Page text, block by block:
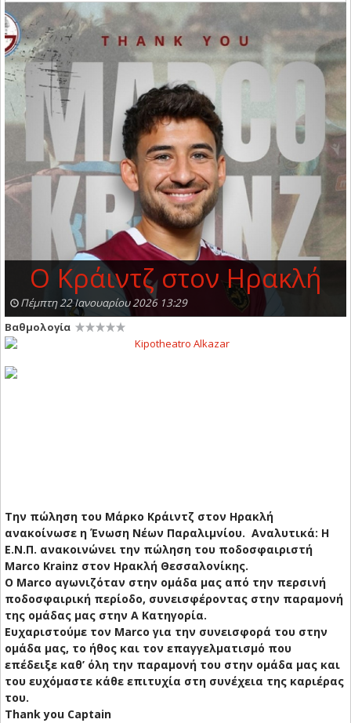
O Κράιντζ στον Ηρακλή
Πέμπτη 22 Ιανουαρίου 2026 13:29
Βαθμολογία
Την πώληση του Μάρκο Κράιντζ στον Ηρακλή
ανακοίνωσε η Ένωση Νέων Παραλιμνίου. Αναλυτικά: Η
Ε.Ν.Π. ανακοινώνει την πώληση του ποδοσφαιριστή
Marco Krainz στον Ηρακλή Θεσσαλονίκης.
Ο Marco αγωνιζόταν στην ομάδα μας από την περσινή
ποδοσφαιρική περίοδο, συνεισφέροντας στην παραμονή
της ομάδας μας στην Α Κατηγορία.
Ευχαριστούμε τον Marco για την συνεισφορά του στην
ομάδα μας, το ήθος και τον επαγγελματισμό που
επέδειξε καθ’ όλη την παραμονή του στην ομάδα μας και
του ευχόμαστε κάθε επιτυχία στη συνέχεια της καριέρας
του.
Thank you Captain